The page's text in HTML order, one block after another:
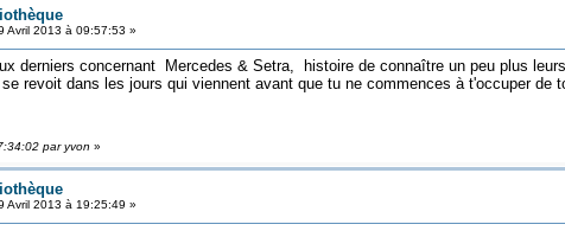
Avril 2013 à 09:57:53 »
derniers concernant Mercedes & Setra, histoire de connaître un peu plus
revoit dans les jours qui viennent avant que tu ne commences à t'occuper de
par yvon »
Avril 2013 à 19:25:49 »